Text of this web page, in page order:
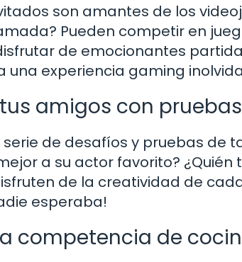
son amantes de los
Pueden competir en
de emocionantes
una experiencia gaming
amigos con
serie de desafíos y pruebas de
a su actor favorito?
de la creatividad de
esperaba!
competencia de